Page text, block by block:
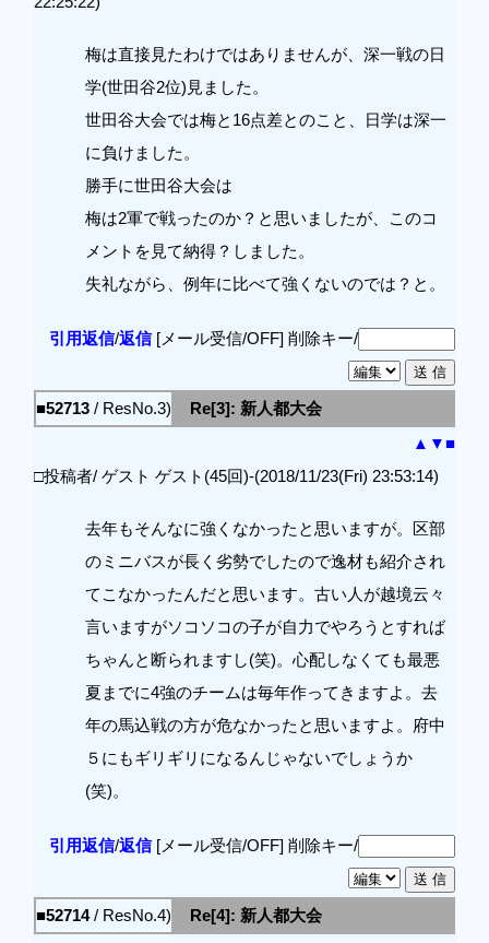
梅は直接見たわけではありませんが、深一戦の日
学(世田谷2位)見ました。
世田谷大会では梅と16点差とのこと、日学は深一
に負けました。
勝手に世田谷大会は
梅は2軍で戦ったのか？と思いましたが、このコ
メントを見て納得？しました。
失礼ながら、例年に比べて強くないのでは？と。
引用返信/返信[メール受信/OFF] 削除キー/
■52713 / ResNo.3)
Re[3]: 新人都大会
▲ ▼■
□投稿者/ ゲスト ゲスト(45回)-(2018/11/23(Fri) 23:53:14)
去年もそんなに強くなかったと思いますが。区部
のミニバスが長く劣勢でしたので逸材も紹介され
てこなかったんだと思います。古い人が越境云々
言いますがソコソコの子が自力でやろうとすれば
ちゃんと断られますし(笑)。心配しなくても最悪
夏までに4強のチームは毎年作ってきますよ。去
年の馬込戦の方が危なかったと思いますよ。府中
５にもギリギリになるんじゃないでしょうか
(笑)。
引用返信/返信[メール受信/OFF] 削除キー/
■52714/ ResNo.4)
Re[4]: 新人都大会